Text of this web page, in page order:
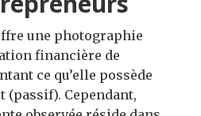
une photographie
financière de
ce qu’elle possède
(passif). Cependant,